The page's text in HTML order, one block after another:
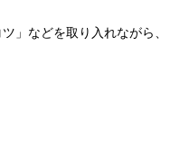
」などを取り入れながら、